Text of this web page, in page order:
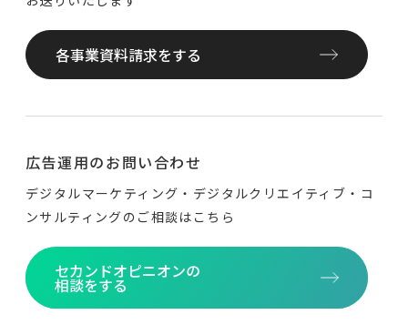
各事業資料請求をする
広告運用のお問い合わせ
デジタルマーケティング・デジタルクリエイティブ・ コ
ンサルティングのご相談はこちら
セカンドオピニオンの
相談をする